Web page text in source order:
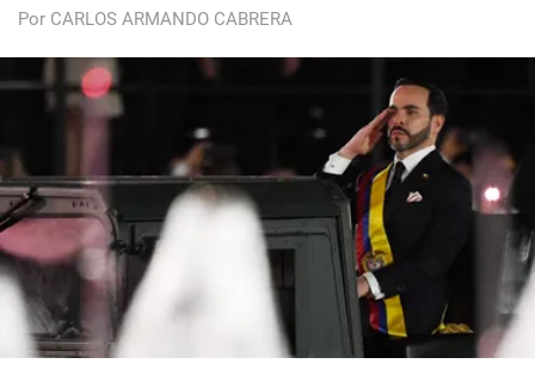
Por CARLOS ARMANDO CABRERA